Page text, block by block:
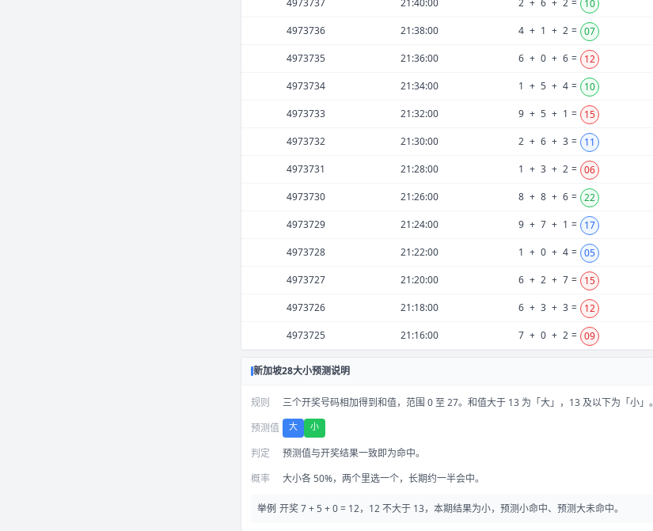
4973737 21:40:00 2 + 6 + 2 = 10
4973736 21:38:00 4 + 1 + 2 = 07
4973735 21:36:00 6 + 0 + 6 = 12
4973734 21:34:00 1 + 5 + 4 = 10
4973733 21:32:00 9 + 5 + 1 = 15
4973732 21:30:00 2 + 6 + 3 = 11
4973731 21:28:00 1 + 3 + 2 = 06
4973730 21:26:00 8 + 8 + 6 = 22
4973729 21:24:00 9 + 7 + 1 = 17
4973728 21:22:00 1 + 0 + 4 = 05
4973727 21:20:00 6 + 2 + 7 = 15
4973726 21:18:00 6 + 3 + 3 = 12
4973725 21:16:00 7 + 0 + 2 = 09
新加坡28大小预测说明
规则
三个开奖号码相加得到和值，范围 0 至 27。和值大于 13 为「大」，13 及以下为「小」。
预测值
大 小
判定
预测值与开奖结果一致即为命中。
概率
大小各 50%，两个里选一个，长期约一半会中。
举例 开奖 7 + 5 + 0 = 12，12 不大于 13，本期结果为小，预测小命中、预测大未命中。